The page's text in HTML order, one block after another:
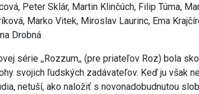
Peter Sklár, Martin Klinčúch, Filip Túma,
Marko Vitek, Miroslav Laurinc, Ema
Drobná
série ,,Rozzum,, (pre priateľov Roz) bola
svojich ľudských zadávateľov. Keď ju však
netuší, ako naložiť s novonadobudnutou